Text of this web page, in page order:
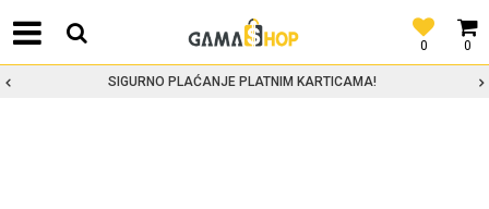
0
0
SIGURNO PLAĆANJE PLATNIM KARTICAMA!